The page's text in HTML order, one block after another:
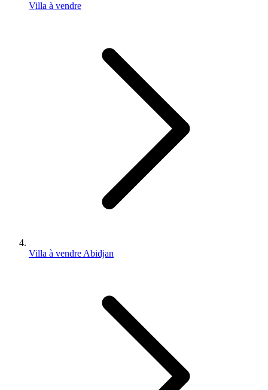
Villa à vendre
Villa à vendre Abidjan